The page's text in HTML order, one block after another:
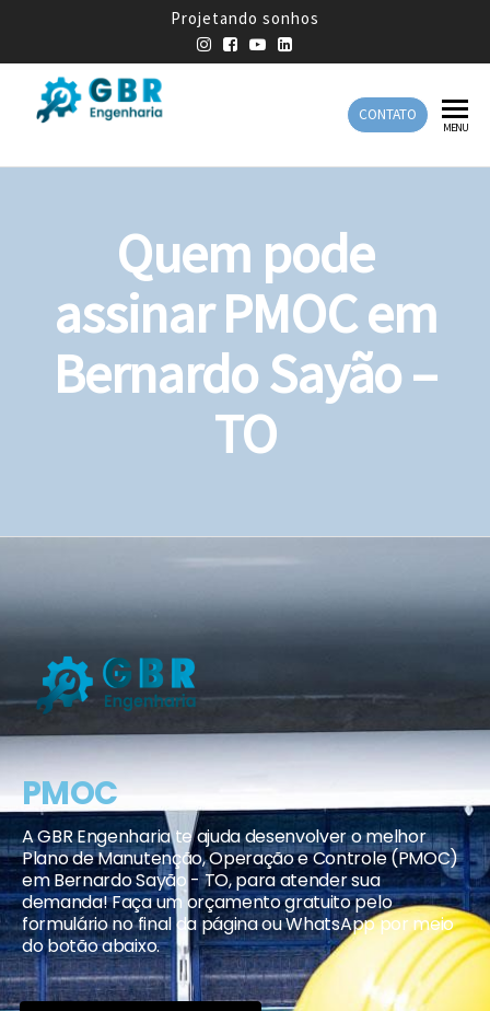
Projetando sonhos
Engenharia
Engenharia
CONTATO
MENU
Quem pode
assinar PMOC em
Bernardo Sayão –
TO
PMOC
A GBR Engenharia te ajuda desenvolver o melhor
Plano de Manutenção, Operação e Controle (PMOC)
em Bernardo Sayão - TO, para atender sua
demanda! Faça um orçamento gratuito pelo
formulário no final da página ou WhatsApp por meio
do botão abaixo.